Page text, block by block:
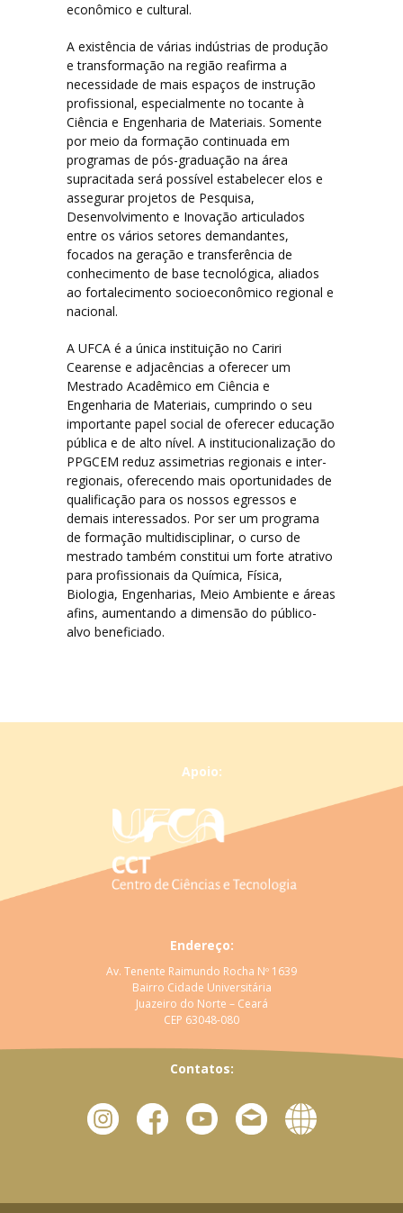
econômico e cultural.
A existência de várias indústrias de produção
e transformação na região reafirma a
necessidade de mais espaços de instrução
profissional, especialmente no tocante à
Ciência e Engenharia de Materiais. Somente
por meio da formação continuada em
programas de pós-graduação na área
supracitada será possível estabelecer elos e
assegurar projetos de Pesquisa,
Desenvolvimento e Inovação articulados
entre os vários setores demandantes,
focados na geração e transferência de
conhecimento de base tecnológica, aliados
ao fortalecimento socioeconômico regional e
nacional.
A UFCA é a única instituição no Cariri
Cearense e adjacências a oferecer um
Mestrado Acadêmico em Ciência e
Engenharia de Materiais, cumprindo o seu
importante papel social de oferecer educação
pública e de alto nível. A institucionalização do
PPGCEM reduz assimetrias regionais e inter-
regionais, oferecendo mais oportunidades de
qualificação para os nossos egressos e
demais interessados. Por ser um programa
de formação multidisciplinar, o curso de
mestrado também constitui um forte atrativo
para profissionais da Química, Física,
Biologia, Engenharias, Meio Ambiente e áreas
afins, aumentando a dimensão do público-
alvo beneficiado.
Apoio:
Endereço:
Av. Tenente Raimundo Rocha Nº 1639
Bairro Cidade Universitária
Juazeiro do Norte – Ceará
CEP 63048-080
Contatos: